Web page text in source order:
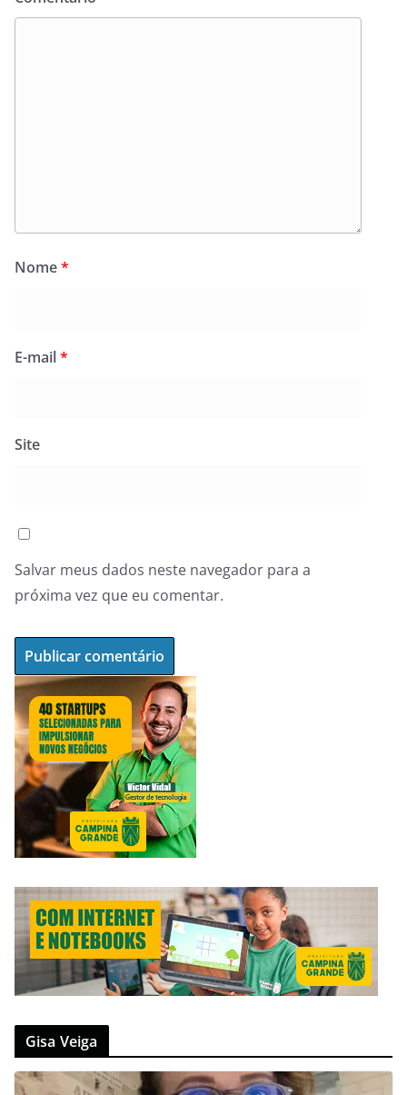
Nome*
E-mail*
Site
Salvar meus dados neste navegador para a
próxima vez que eu comentar.
Gisa Veiga